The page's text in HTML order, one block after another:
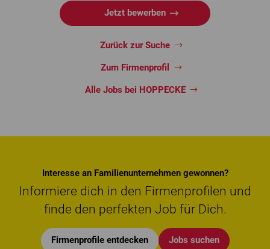
Jetzt bewerben
Zurück zur Suche
Zum Firmenprofil
Alle Jobs bei HOPPECKE
Interesse an Familienunternehmen gewonnen?
Informiere dich in den Firmenprofilen und
finde den perfekten Job für Dich.
Firmenprofile entdecken Jobs suchen